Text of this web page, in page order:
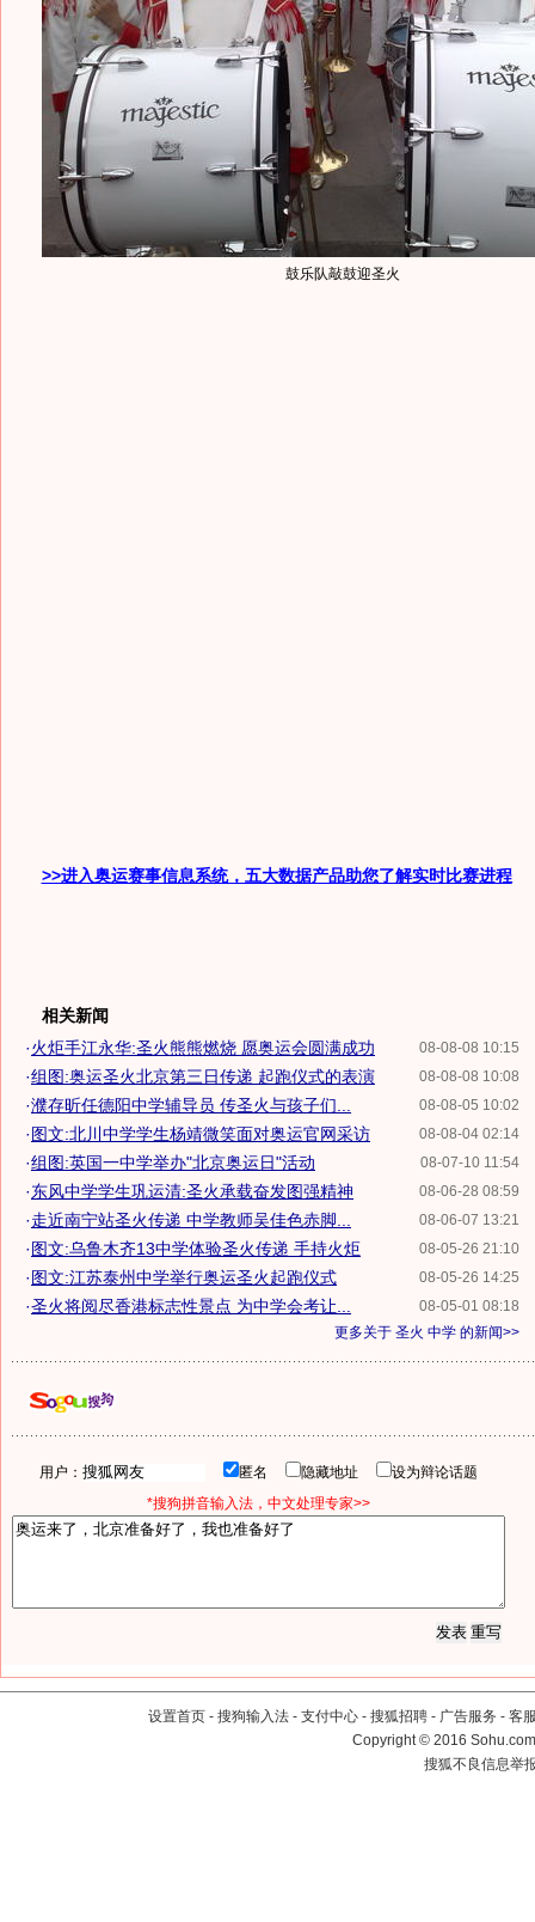
鼓乐队敲鼓迎圣火
>>进入奥运赛事信息系统，五大数据产品助您了解实时比赛进程
相关新闻
08-08-08 10:15
·火炬手江永华:圣火熊熊燃烧 愿奥运会圆满成功
08-08-08 10:08
·组图:奥运圣火北京第三日传递 起跑仪式的表演
08-08-05 10:02
·濮存昕任德阳中学辅导员 传圣火与孩子们...
08-08-04 02:14
·图文:北川中学学生杨靖微笑面对奥运官网采访
08-07-10 11:54
·组图:英国一中学举办"北京奥运日"活动
08-06-28 08:59
·东风中学学生巩运清:圣火承载奋发图强精神
08-06-07 13:21
·走近南宁站圣火传递 中学教师吴佳色赤脚...
08-05-26 21:10
·图文:乌鲁木齐13中学体验圣火传递 手持火炬
08-05-26 14:25
·图文:江苏泰州中学举行奥运圣火起跑仪式
08-05-01 08:18
·圣火将阅尽香港标志性景点 为中学会考让...
更多关于 圣火 中学 的新闻>>
用户： 匿名 隐藏地址
设为辩论话题
*搜狗拼音输入法，中文处理专家>>
设置首页 - 搜狗输入法 - 支付中心 - 搜狐招聘 - 广告服务 - 客
Copyright©2016
搜狐不良信息举